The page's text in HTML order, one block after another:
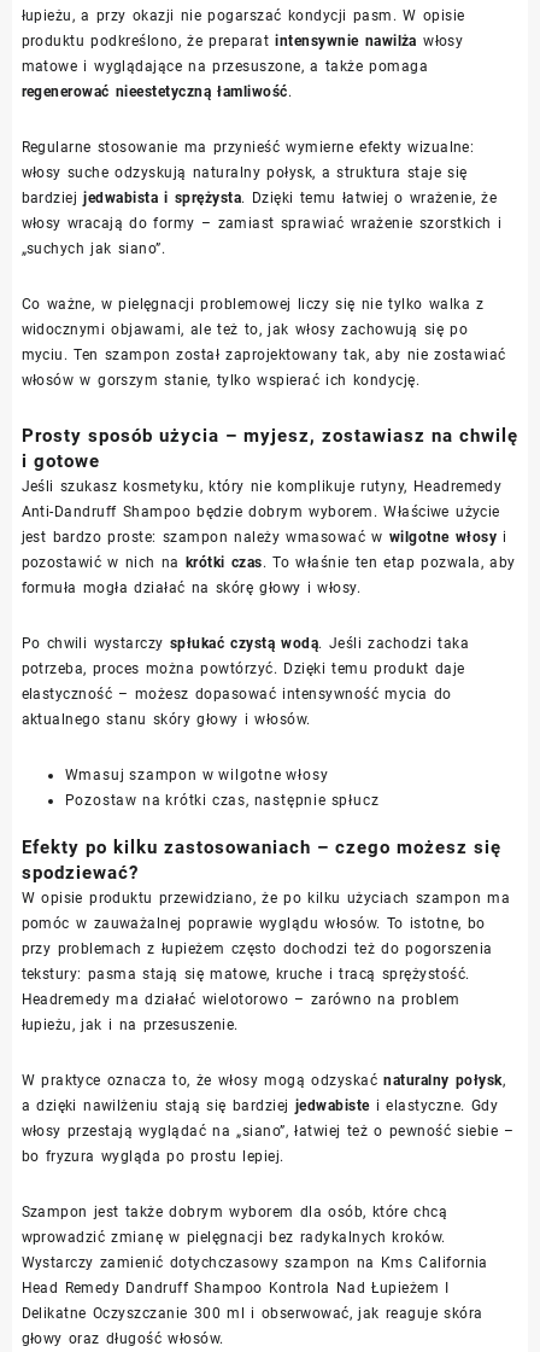
łupieżu, a przy okazji nie pogarszać kondycji pasm. W opisie
produktu podkreślono, że preparatintensywnie nawilża włosy
matowe i wyglądające na przesuszone, a także pomaga
regenerować nieestetyczną łamliwość.
Regularne stosowanie ma przynieść wymierne efekty wizualne:
włosy suche odzyskują naturalny połysk, a struktura staje się
bardziejjedwabista i sprężysta. Dzięki temu łatwiej o wrażenie, że
włosy wracają do formy – zamiast sprawiać wrażenie szorstkich i
„suchych jak siano”.
Co ważne, w pielęgnacji problemowej liczy się nie tylko walka z
widocznymi objawami, ale też to, jak włosy zachowują się po
myciu. Ten szampon został zaprojektowany tak, aby nie zostawiać
włosów w gorszym stanie, tylko wspierać ich kondycję.
Prosty sposób użycia – myjesz, zostawiasz na chwilę
i gotowe
Jeśli szukasz kosmetyku, który nie komplikuje rutyny, Headremedy
Anti-Dandruff Shampoo będzie dobrym wyborem. Właściwe użycie
jest bardzo proste: szampon należy wmasować w wilgotne włosy i
pozostawić w nich na krótki czas. To właśnie ten etap pozwala, aby
formuła mogła działać na skórę głowy i włosy.
Po chwili wystarczy spłukać czystą wodą. Jeśli zachodzi taka
potrzeba, proces można powtórzyć. Dzięki temu produkt daje
elastyczność – możesz dopasować intensywność mycia do
aktualnego stanu skóry głowy i włosów.
Wmasuj szampon w wilgotne włosy
Pozostaw na krótki czas, następnie spłucz
Efekty po kilku zastosowaniach – czego możesz się
spodziewać?
W opisie produktu przewidziano, że po kilku użyciach szampon ma
pomóc w zauważalnej poprawie wyglądu włosów. To istotne, bo
przy problemach z łupieżem często dochodzi też do pogorszenia
tekstury: pasma stają się matowe, kruche i tracą sprężystość.
Headremedy ma działać wielotorowo – zarówno na problem
łupieżu, jak i na przesuszenie.
W praktyce oznacza to, że włosy mogą odzyskaćnaturalny połysk,
a dzięki nawilżeniu stają się bardziej jedwabistei elastyczne. Gdy
włosy przestają wyglądać na „siano”, łatwiej też o pewność siebie –
bo fryzura wygląda po prostu lepiej.
Szampon jest także dobrym wyborem dla osób, które chcą
wprowadzić zmianę w pielęgnacji bez radykalnych kroków.
Wystarczy zamienić dotychczasowy szampon na Kms California
Head Remedy Dandruff Shampoo Kontrola Nad Łupieżem I
Delikatne Oczyszczanie 300 ml i obserwować, jak reaguje skóra
głowy oraz długość włosów.